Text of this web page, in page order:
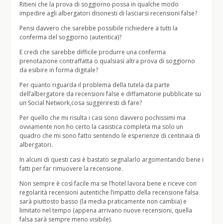
Ritieni che la prova di soggiorno possa in qualche modo
impedire agli albergatori disonesti di lasciarsi recensioni false?
Pensi davvero che sarebbe possibile richiedere a tutti la
conferma del soggiorno (autentica)?
E credi che sarebbe difficile produrre una conferma
prenotazione contraffatta o qualsiasi altra prova di soggiorno
da esibire in forma digitale?
Per quanto riguarda il problema della tutela da parte
dell’albergatore da recensioni false e diffamatorie pubblicate su
un Social Network,cosa suggeriresti di fare?
Per quello che mi risulta i casi sono davvero pochissimi ma
ovviamente non ho certo la casistica completa ma solo un
quadro che mi sono fatto sentendo le esperienze di centinaia di
albergatori.
In alcuni di questi casi è bastato segnalarlo argomentando bene i
fatti per far rimuovere la recensione.
Non sempre è così facile ma se l’hotel lavora bene e riceve con
regolarità recensioni autentiche l’impatto della recensione falsa
sarà piuttosto basso (la media praticamente non cambia) e
limitato nel tempo (appena arrivano nuove recensioni, quella
falsa sarà sempre meno visibile).